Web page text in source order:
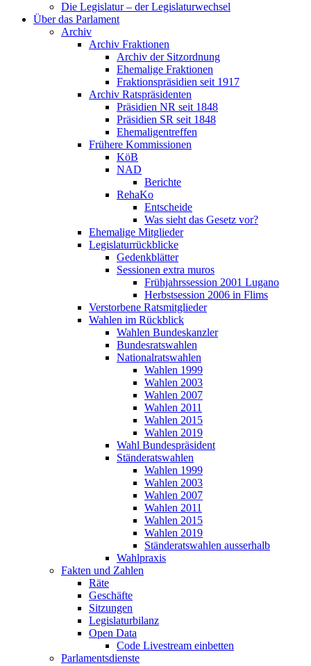
Die Legislatur – der Legislaturwechsel
Über das Parlament
Archiv
Archiv Fraktionen
Archiv der Sitzordnung
Ehemalige Fraktionen
Fraktionspräsidien seit 1917
Archiv Ratspräsidenten
Präsidien NR seit 1848
Präsidien SR seit 1848
Ehemaligentreffen
Frühere Kommissionen
KöB
NAD
Berichte
RehaKo
Entscheide
Was sieht das Gesetz vor?
Ehemalige Mitglieder
Legislaturrückblicke
Gedenkblätter
Sessionen extra muros
Frühjahrssession 2001 Lugano
Herbstsession 2006 in Flims
Verstorbene Ratsmitglieder
Wahlen im Rückblick
Wahlen Bundeskanzler
Bundesratswahlen
Nationalratswahlen
Wahlen 1999
Wahlen 2003
Wahlen 2007
Wahlen 2011
Wahlen 2015
Wahlen 2019
Wahl Bundespräsident
Ständeratswahlen
Wahlen 1999
Wahlen 2003
Wahlen 2007
Wahlen 2011
Wahlen 2015
Wahlen 2019
Ständeratswahlen ausserhalb
Wahlpraxis
Fakten und Zahlen
Räte
Geschäfte
Sitzungen
Legislaturbilanz
Open Data
Code Livestream einbetten
Parlamentsdienste